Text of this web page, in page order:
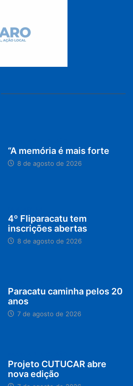
“A memória é mais forte
8 de agosto de 2026
4º Fliparacatu tem
inscrições abertas
8 de agosto de 2026
Paracatu caminha pelos 20
anos
7 de agosto de 2026
Projeto CUTUCAR abre
nova edição